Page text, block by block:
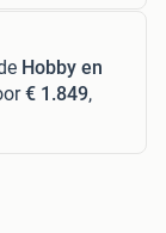
Hobby en
€ 1.849,